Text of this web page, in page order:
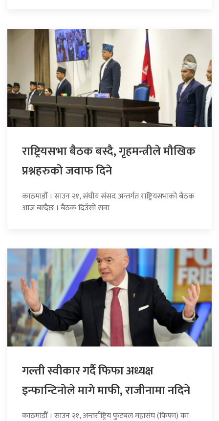
राष्ट्रियसभा बैठक बस्दै, गृहमन्त्रीले मौखिक
प्रश्नहरुको जवाफ दिने
काठमाडौँ । साउन २१, संघीय संसद अन्तर्गत राष्ट्रियसभाको बैठक
आज बस्दैछ । बैठक दिउँसो सवा
गल्ती स्वीकार गर्दै फिफा अध्यक्ष
इन्फान्टिनोले मागे माफी, राजीनामा नदिने
काठमाडौँ । साउन २१, अन्तर्राष्ट्रिय फुटबल महासंघ (फिफा) का